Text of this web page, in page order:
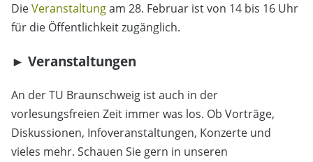
DieVeranstaltungam 28. Februar ist von 14 bis 16 Uhr
für die Öffentlichkeit zugänglich.
► Veranstaltungen
An der TU Braunschweig ist auch in der
vorlesungsfreien Zeit immer was los. Ob Vorträge,
Diskussionen, Infoveranstaltungen, Konzerte und
vieles mehr. Schauen Sie gern in unseren